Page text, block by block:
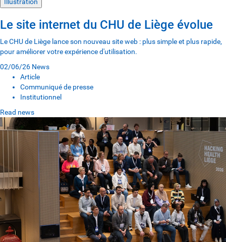
Le site internet du CHU de Liège évolue
Le CHU de Liège lance son nouveau site web : plus simple et plus rapide,
pour améliorer votre expérience d'utilisation.
02/06/26 News
Article
Communiqué de presse
Institutionnel
Read news